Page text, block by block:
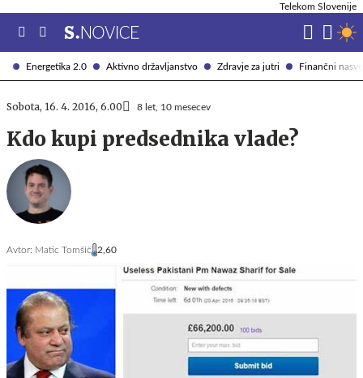
Energetika 2.0 Aktivno državljanstvo Zdravje za jutri Finančni
Telekom Slovenije
Sobota, 16. 4. 2016, 6.00 8 let, 10 mesecev
Kdo kupi predsednika vlade?
Avtor: Matic Tomšič 2,60